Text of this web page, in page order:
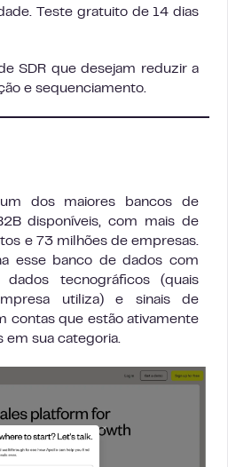
Teste gratuito de 14 dias
SDR que desejam reduzir a
e sequenciamento.
dos maiores bancos de
disponíveis, com mais de
e 73 milhões de empresas.
esse banco de dados com
tecnográficos (quais
utiliza) e sinais de
contas que estão ativamente
em sua categoria.